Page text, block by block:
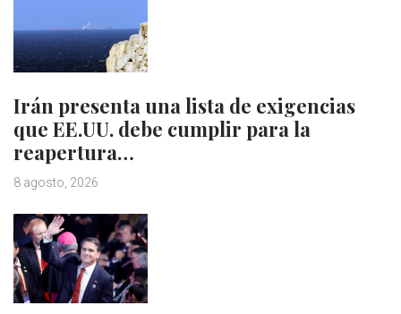
Irán presenta una lista de exigencias
que EE.UU. debe cumplir para la
reapertura…
8 agosto, 2026